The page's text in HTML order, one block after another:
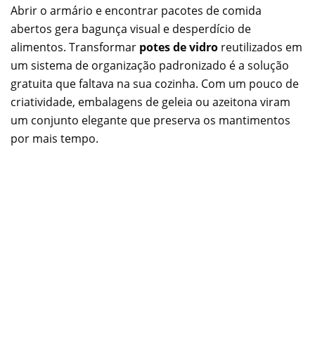
Abrir o armário e encontrar pacotes de comida
abertos gera bagunça visual e desperdício de
alimentos. Transformar potes de vidro reutilizados em
um sistema de organização padronizado é a solução
gratuita que faltava na sua cozinha. Com um pouco de
criatividade, embalagens de geleia ou azeitona viram
um conjunto elegante que preserva os mantimentos
por mais tempo.